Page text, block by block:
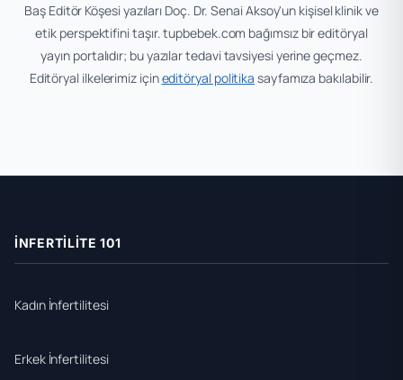
Baş Editör Köşesi yazıları Doç. Dr. Senai Aksoy'un kişisel klinik ve
etik perspektifini taşır. tupbebek.com bağımsız bir editöryal
yayın portalıdır; bu yazılar tedavi tavsiyesi yerine geçmez.
Editöryal ilkelerimiz içineditöryal politika sayfamıza bakılabilir.
İNFERTILITE 101
Kadın İnfertilitesi
Erkek İnfertilitesi